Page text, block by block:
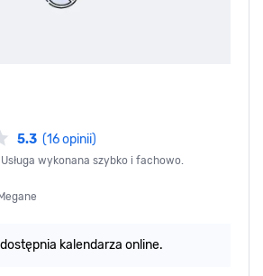
5.3 (16 opinii)
Usługa wykonana szybko i fachowo.
kalendarza online.